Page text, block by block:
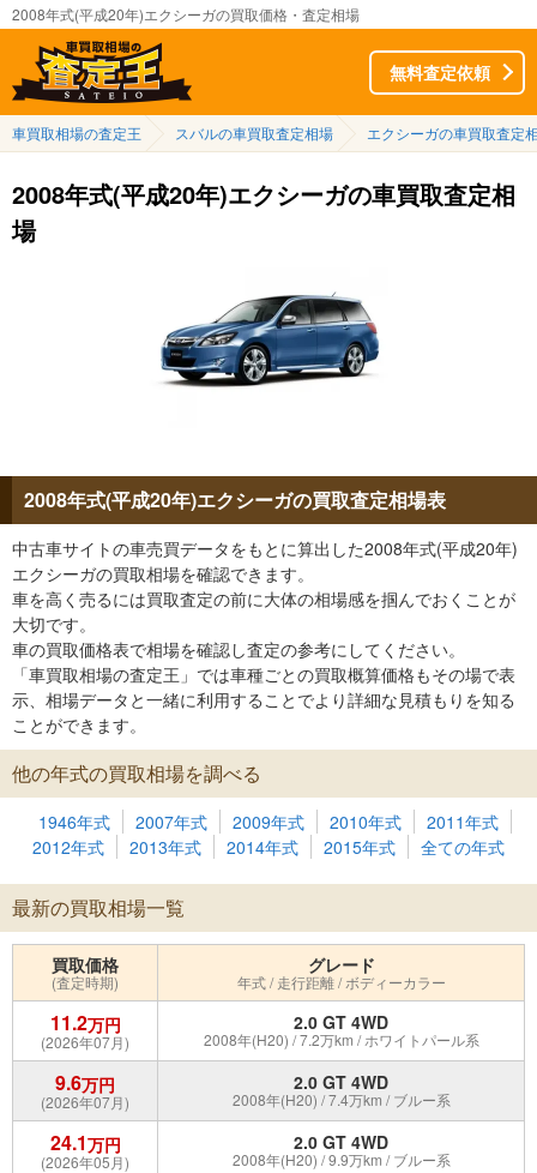
2008年式(平成20年)エクシーガの買取価格・査定相場
無料査定依頼
車買取相場の査定王 スバルの車買取査定相場 エクシーガの車買取査定
2008年式(平成20年)エクシーガの車買取査定相
場
2008年式(平成20年)エクシーガの買取査定相場表
中古車サイトの車売買データをもとに算出した2008年式(平成20年)
エクシーガの買取相場を確認できます。
車を高く売るには買取査定の前に大体の相場感を掴んでおくことが
大切です。
車の買取価格表で相場を確認し査定の参考にしてください。
「車買取相場の査定王」では車種ごとの買取概算価格もその場で表
示、相場データと一緒に利用することでより詳細な見積もりを知る
ことができます。
他の年式の買取相場を調べる
1946年式 2007年式 2009年式 2010年式
2011年式
2012年式
2013年式 2014年式 2015年式 全ての年式
最新の買取相場一覧
買取価格
(査定時期)
グレード
年式 / 走行距離 / ボディーカラー
11.2万円
(2026年07月)
2.0 GT 4WD
2008年(H20) / 7.2万km / ホワイトパール系
9.6万円
(2026年07月)
2.0 GT 4WD
2008年(H20) / 7.4万km / ブルー系
24.1万円
(2026年05月)
2.0 GT 4WD
2008年(H20) / 9.9万km / ブルー系